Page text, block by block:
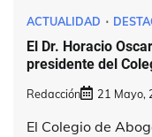
ACTUALIDAD
El Dr. Horacio
presidente del
Redacción 21 Mayo,
El Colegio de